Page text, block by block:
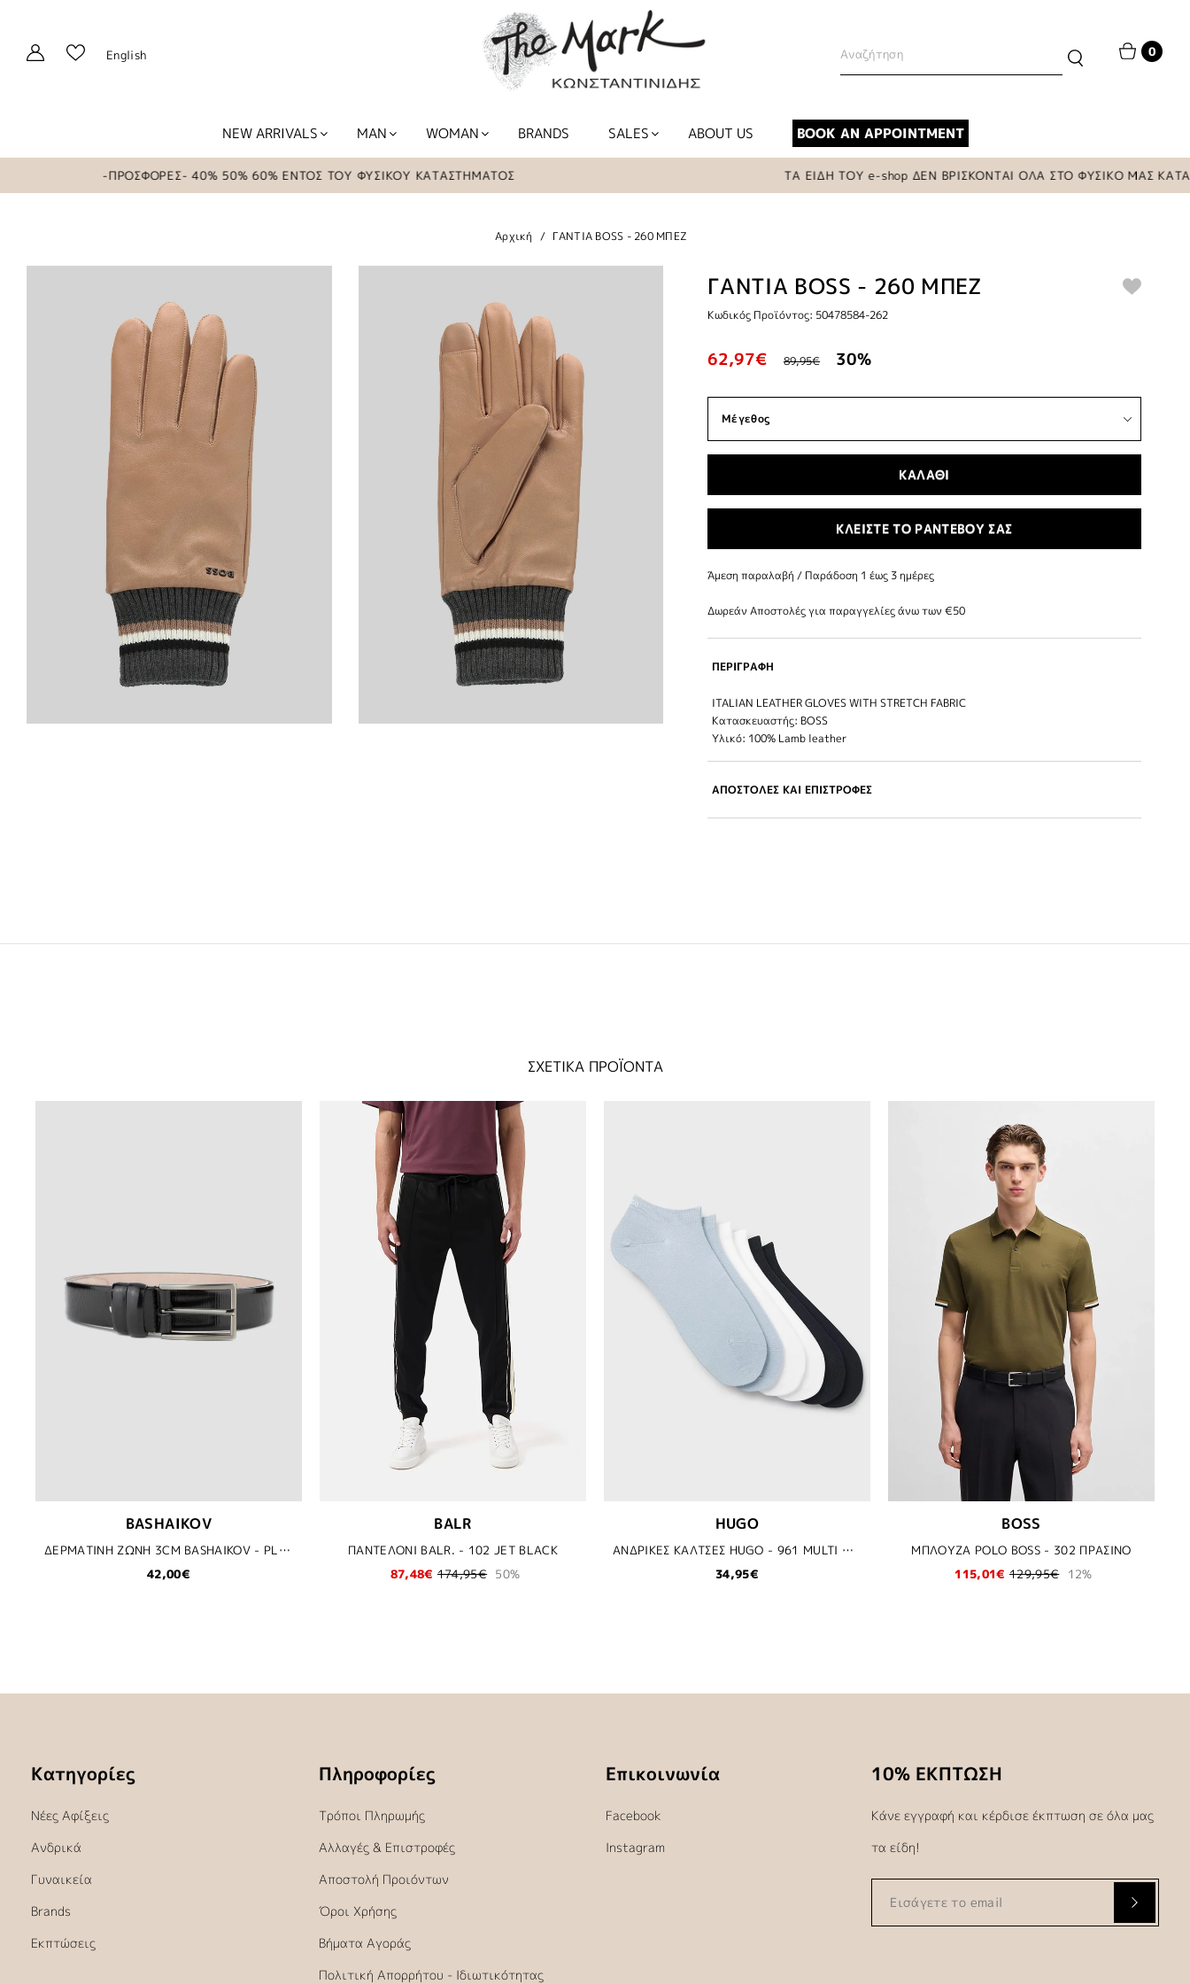
English 0
NEW ARRIVALS MAN WOMAN BRANDS SALES ABOUT US BOOK AN APPOINTMENT
-ΠΡΟΣΦΟΡΕΣ- 40% 50% 60% ΕΝΤΟΣ ΤΟΥ ΦΥΣΙΚΟΥ ΚΑΤΑΣΤΗΜΑΤΟΣ ΤΑ ΕΙΔΗ ΤΟΥ e-shop ΔΕΝ ΒΡΙΣΚΟΝΤΑΙ ΟΛΑ ΣΤΟ ΦΥΣΙΚΟ ΜΑΣ
Αρχική ΓΑΝΤΙΑ BOSS - 260 ΜΠΕΖ
ΓΑΝΤΙΑ BOSS - 260 ΜΠΕΖ
Κωδικός Προϊόντος: 50478584-262
62,97€ 89,95€ 30%
ΚΑΛΑΘΙ
ΚΛΕΙΣΤΕ ΤΟ ΡΑΝΤΕΒΟΥ ΣΑΣ
Άμεση παραλαβή / Παράδoση 1 έως 3 ημέρες
Δωρεάν Αποστολές για παραγγελίες άνω των €50
ΠΕΡΙΓΡΑΦΗ
ITALIAN LEATHER GLOVES WITH STRETCH FABRIC
Κατασκευαστής: BOSS
Υλικό: 100% Lamb leather
ΑΠΟΣΤΟΛΕΣ ΚΑΙ ΕΠΙΣΤΡΟΦΕΣ
ΣΧΕΤΙΚΑ ΠΡΟΪΟΝΤΑ
BASHAIKOV
ΔΕΡΜΑΤΙΝΗ ΖΩΝΗ 3CM BASHAIKOV - PLSST3
42,00€
BALR
ΠΑΝΤΕΛΟΝΙ BALR. - 102 JET BLACK
87,48€ 174,95€ 50%
HUGO
ΑΝΔΡΙΚΕΣ ΚΑΛΤΣΕΣ HUGO - 961 MULTI COLOUR
34,95€
BOSS
ΜΠΛΟΥΖΑ POLO BOSS - 302 ΠΡΑΣΙΝΟ
115,01€ 129,95€ 12%
Κατηγορίες
Νέες Αφίξεις
Ανδρικά
Γυναικεία
Brands
Εκπτώσεις
Πληροφορίες
Τρόποι Πληρωμής
Αλλαγές & Επιστροφές
Αποστολή Προιόντων
Όροι Χρήσης
Βήματα Αγοράς
Πολιτική Απορρήτου - Ιδιωτικότητας
Επικοινωνία
Facebook
Instagram
10% ΕΚΠΤΩΣΗ
Κάνε εγγραφή και κέρδισε έκπτωση σε όλα μας
τα είδη!